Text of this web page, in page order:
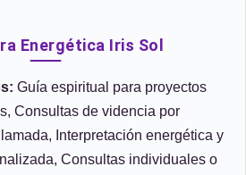
Energética Iris Sol
Guía espiritual para proyectos
Consultas de videncia por
Interpretación energética y
Consultas individuales o